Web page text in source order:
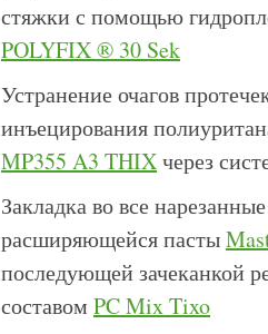
стяжки с помощью
POLYFIX ® 30 Sek
Устранение очагов
инъецирования
MP355 A3 THIXчерез
Закладка во все
расширяющейся пасты
последующей зачеканкой
составом PC Mix Tixo